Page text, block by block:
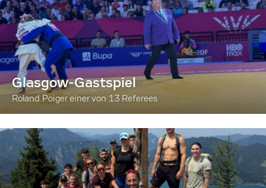
Glasgow-Gastspiel
Roland Poiger einer von 13 Referees